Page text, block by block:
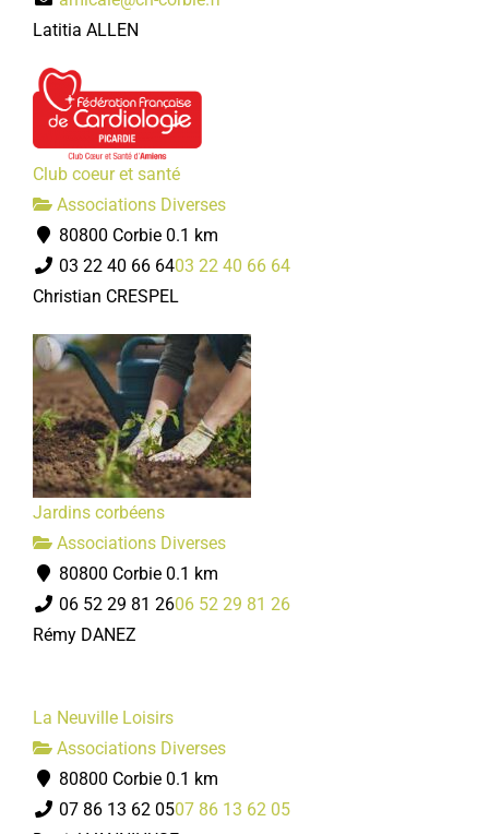
Latitia ALLEN
Club coeur et santé
Associations Diverses
80800 Corbie 0.1 km
03 22 40 66 6403 22 40 66 64
Christian CRESPEL
Jardins corbéens
Associations Diverses
80800 Corbie 0.1 km
06 52 29 81 2606 52 29 81 26
Rémy DANEZ
La Neuville Loisirs
Associations Diverses
80800 Corbie 0.1 km
07 86 13 62 0507 86 13 62 05